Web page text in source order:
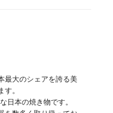
最大のシェアを誇る美
。
日本の焼き物です。